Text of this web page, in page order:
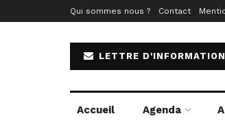
Qui sommes nous ? Contact
LETTRE D'INFORMATION
Accueil Agenda